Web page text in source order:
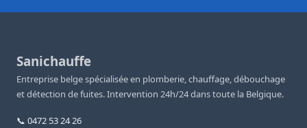
Sanichauffe
Entreprise belge spécialisée en plomberie, chauffage, débouchage
et détection de fuites. Intervention 24h/24 dans toute la Belgique.
📞 0472 53 24 26